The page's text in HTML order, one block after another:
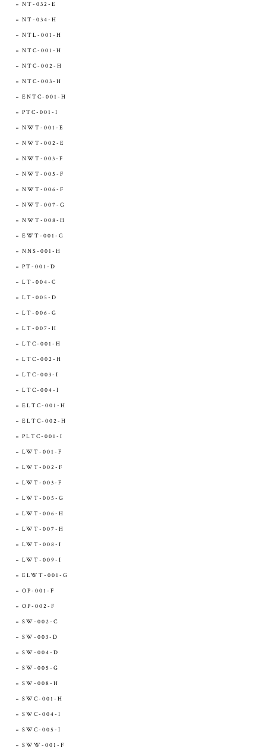
NT-032-E
NT-034-H
NTL-001-H
NTC-001-H
NTC-002-H
NTC-003-H
ENTC-001-H
PTC-001-I
NWT-001-E
NWT-002-E
NWT-003-F
NWT-005-F
NWT-006-F
NWT-007-G
NWT-008-H
EWT-001-G
NNS-001-H
PT-001-D
LT-004-C
LT-005-D
LT-006-G
LT-007-H
LTC-001-H
LTC-002-H
LTC-003-I
LTC-004-I
ELTC-001-H
ELTC-002-H
PLTC-001-I
LWT-001-F
LWT-002-F
LWT-003-F
LWT-005-G
LWT-006-H
LWT-007-H
LWT-008-I
LWT-009-I
ELWT-001-G
OP-001-F
OP-002-F
SW-002-C
SW-003-D
SW-004-D
SW-005-G
SW-008-H
SWC-001-H
SWC-004-I
SWC-005-I
SWW-001-F